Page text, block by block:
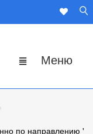
по направлению